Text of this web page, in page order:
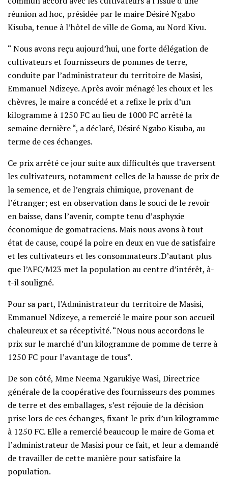
réunion ad hoc, présidée par le maire Désiré Ngabo
Kisuba, tenue à l’hôtel de ville de Goma, au Nord Kivu.
“ Nous avons reçu aujourd’hui, une forte délégation de
cultivateurs et fournisseurs de pommes de terre,
conduite par l’administrateur du territoire de Masisi,
Emmanuel Ndizeye. Après avoir ménagé les choux et les
chèvres, le maire a concédé et a refixe le prix d’un
kilogramme à 1250 FC au lieu de 1000 FC arrêté la
semaine dernière “, a déclaré, Désiré Ngabo Kisuba, au
terme de ces échanges.
Ce prix arrêté ce jour suite aux difficultés que traversent
les cultivateurs, notamment celles de la hausse de prix de
la semence, et de l’engrais chimique, provenant de
l’étranger; est en observation dans le souci de le revoir
en baisse, dans l’avenir, compte tenu d’asphyxie
économique de gomatraciens. Mais nous avons à tout
état de cause, coupé la poire en deux en vue de satisfaire
et les cultivateurs et les consommateurs .D’autant plus
que l’AFC/M23 met la population au centre d’intérêt, à-
t-il souligné.
Pour sa part, l’Administrateur du territoire de Masisi,
Emmanuel Ndizeye, a remercié le maire pour son accueil
chaleureux et sa réceptivité. “Nous nous accordons le
prix sur le marché d’un kilogramme de pomme de terre à
1250 FC pour l’avantage de tous”.
De son côté, Mme Neema Ngarukiye Wasi, Directrice
générale de la coopérative des fournisseurs des pommes
de terre et des emballages, s’est réjouie de la décision
prise lors de ces échanges, fixant le prix d’un kilogramme
à 1250 FC. Elle a remercié beaucoup le maire de Goma et
l’administrateur de Masisi pour ce fait, et leur a demandé
de travailler de cette manière pour satisfaire la
population.